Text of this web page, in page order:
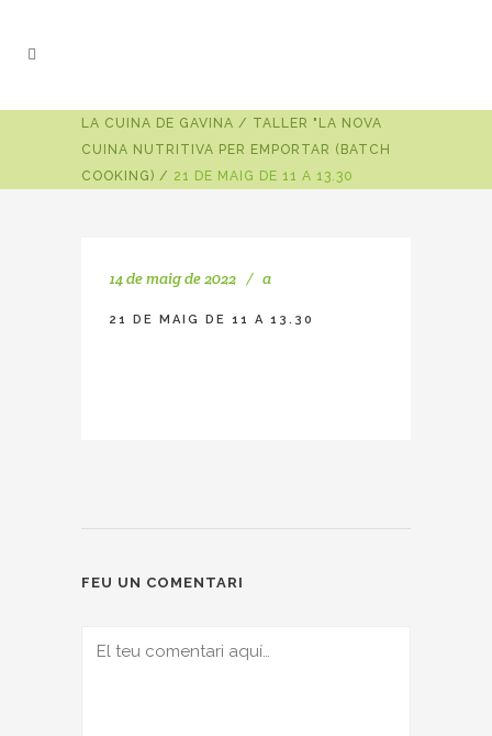
LA CUINA DE GAVINA / TALLER "LA NOVA
CUINA NUTRITIVA PER EMPORTAR (BATCH
COOKING) / 21 DE MAIG DE 11 A 13.30
14 de maig de 2022 a
21 DE MAIG DE 11 A 13.30
FEU UN COMENTARI